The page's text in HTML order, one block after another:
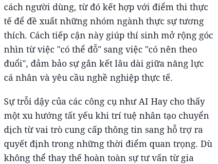
cách người dùng, từ đó kết hợp với điểm thi thực
tế để đề xuất những nhóm ngành thực sự tương
thích. Cách tiếp cận này giúp thí sinh mở rộng góc
nhìn từ việc "có thể đỗ" sang việc "có nên theo
đuổi", đảm bảo sự gắn kết lâu dài giữa năng lực
cá nhân và yêu cầu nghề nghiệp thực tế.
Sự trỗi dậy của các công cụ như AI Hay cho thấy
một xu hướng tất yếu khi trí tuệ nhân tạo chuyển
dịch từ vai trò cung cấp thông tin sang hỗ trợ ra
quyết định trong những thời điểm quan trọng. Dù
không thể thay thế hoàn toàn sự tư vấn từ gia